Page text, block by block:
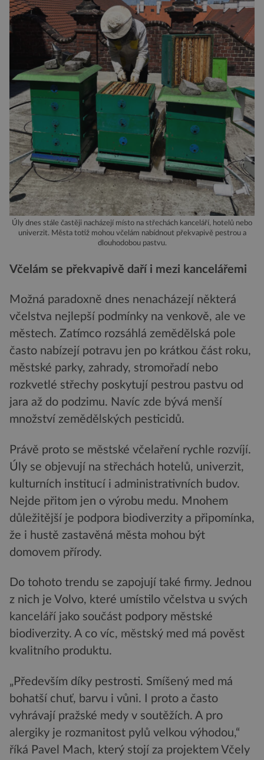
Úly dnes stále častěji nacházejí místo na střechách kanceláří, hotelů nebo
univerzit. Města totiž mohou včelám nabídnout překvapivě pestrou a
dlouhodobou pastvu.
Včelám se překvapivě daří i mezi kancelářemi
Možná paradoxně dnes nenacházejí některá
včelstva nejlepší podmínky na venkově, ale ve
městech. Zatímco rozsáhlá zemědělská pole
často nabízejí potravu jen po krátkou část roku,
městské parky, zahrady, stromořadí nebo
rozkvetlé střechy poskytují pestrou pastvu od
jara až do podzimu. Navíc zde bývá menší
množství zemědělských pesticidů.
Právě proto se městské včelaření rychle rozvíjí.
Úly se objevují na střechách hotelů, univerzit,
kulturních institucí i administrativních budov.
Nejde přitom jen o výrobu medu. Mnohem
důležitější je podpora biodiverzity a připomínka,
že i hustě zastavěná města mohou být
domovem přírody.
Do tohoto trendu se zapojují také firmy. Jednou
z nich je Volvo, které umístilo včelstva u svých
kanceláří jako součást podpory městské
biodiverzity. A co víc, městský med má pověst
kvalitního produktu.
„Především díky pestrosti. Smíšený med má
bohatší chuť, barvu i vůni. I proto a často
vyhrávají pražské medy v soutěžích. A pro
alergiky je rozmanitost pylů velkou výhodou,“
říká Pavel Mach, který stojí za projektem Včely